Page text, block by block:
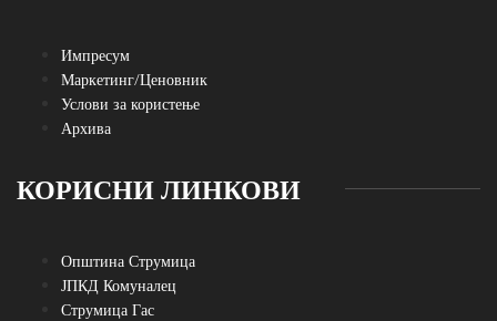
Импресум
Маркетинг/Ценовник
Услови за користење
Архива
КОРИСНИ ЛИНКОВИ
Општина Струмица
ЈПКД Комуналец
Струмица Гас